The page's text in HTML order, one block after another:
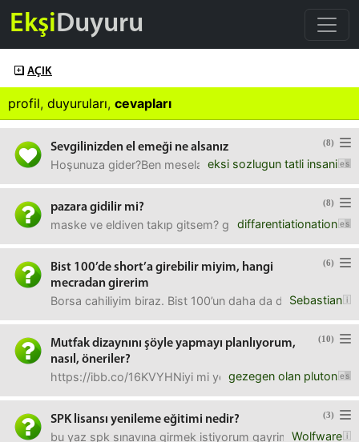
EkşiDuyuru
AÇIK
profil, duyuruları, cevapları
(8)
Sevgilinizden el emeği ne alsanız
eksi sozlugun tatli insani
Hoşunuza gider?Ben mesela doğum günü için, dünyada
(8)
pazara gidilir mi?
diffarentiationation
maske ve eldiven takıp gitsem? gittiniz veya gidecek
(6)
Bist 100’de short’a girebilir miyim, hangi
mecradan girerim
Sebastian
Borsa cahiliyim biraz. Bist 100’un daha da dusecegine
(10)
Mutfak dizaynını şöyle yapmayı planlıyorum,
nasıl, öneriler?
gezegen olan pluton
https://ibb.co/16KVYHNiyi mi yoksa şöyle olsa daha iyi
(3)
SPK lisansı yenileme eğitimi nedir?
Wolfware
bu yaz spk sınavına girmek istiyorum gayrimenkul